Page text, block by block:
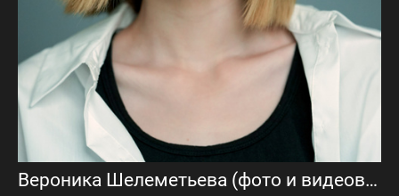
Вероника Шелеметьева (фото и видеовизитка)